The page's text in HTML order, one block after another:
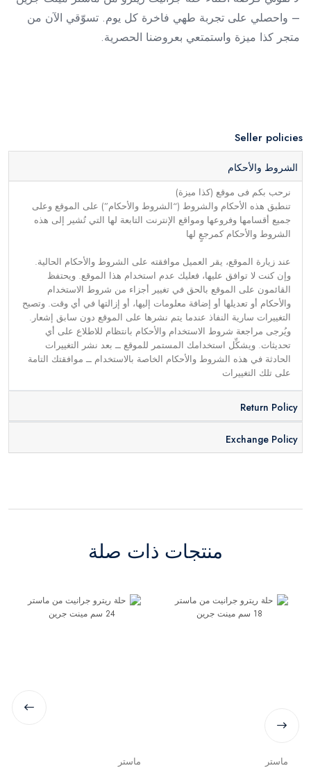
– واحصلي على تجربة طهي فاخرة كل يوم. تسوّقي الآن من
متجر كذا ميزة واستمتعي بعروضنا الحصرية.
Seller policies
الشروط والأحكام
نرحب بكم فى موقع (كذا ميزة)
تنطبق هذه الأحكام والشروط (“الشروط والأحكام”) على الموقع وعلى
جميع أقسامها وفروعها ومواقع الإنترنت التابعة لها التي تُشير إلى هذه
الشروط والأحكام كمرجعٍ لها
عند زيارة الموقع، يقر العميل موافقته على الشروط والأحكام الحالية.
وإن كنت لا توافق عليها، فعليك عدم استخدام هذا الموقع. ويحتفظ
القائمون على الموقع بالحق في تغيير أجزاء من شروط الاستخدام
والأحكام أو تعديلها أو إضافة معلومات إليها، أو إزالتها في أي وقت. وتصبح
التغييرات سارية النفاذ عندما يتم نشرها على الموقع دون سابق إشعار.
ويُرجى مراجعة شروط الاستخدام والأحكام بانتظام للاطلاع على أي
تحديثات. ويشكِّل استخدامك المستمر للموقع ــ بعد نشر التغييرات
الحادثة في هذه الشروط والأحكام الخاصة بالاستخدام ــ موافقتك التامة
على تلك التغييرات
Return Policy
Exchange Policy
منتجات ذات صلة
ماستر ماستر